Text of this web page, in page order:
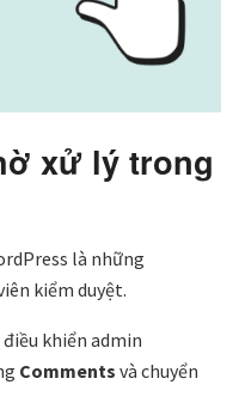
xử lý trong
là những
kiểm duyệt.
khiển admin
Comments và chuyển